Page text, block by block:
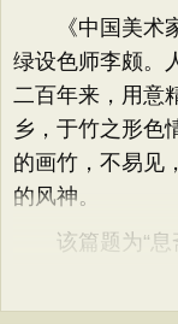
《中国美术家
绿设色师李颇。
二百年来，用意
乡，于竹之形色
的画竹，不易见
的风神。
该篇题为“息